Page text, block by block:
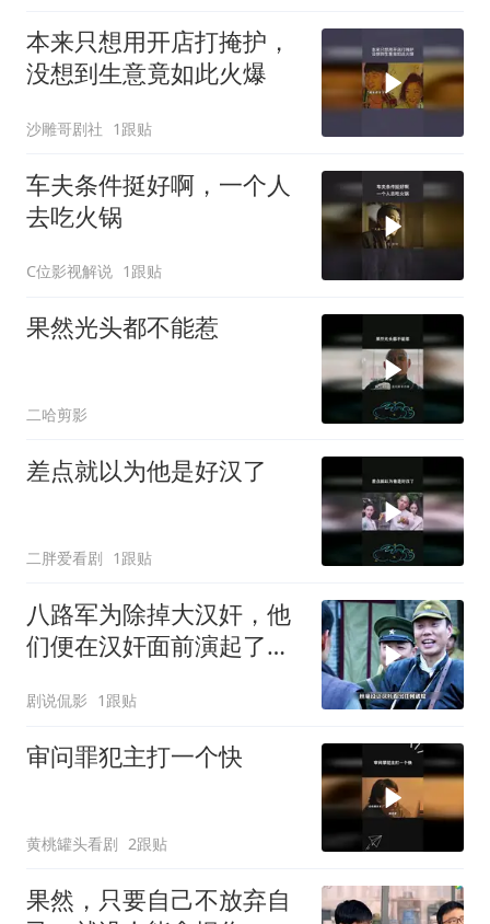
本来只想用开店打掩护，
没想到生意竟如此火爆
沙雕哥剧社 1跟贴
车夫条件挺好啊，一个人
去吃火锅
C位影视解说 1跟贴
果然光头都不能惹
二哈剪影
差点就以为他是好汉了
二胖爱看剧 1跟贴
八路军为除掉大汉奸，他
们便在汉奸面前演起了双
剧说侃影 1跟贴
审问罪犯主打一个快
黄桃罐头看剧 2跟贴
果然，只要自己不放弃自